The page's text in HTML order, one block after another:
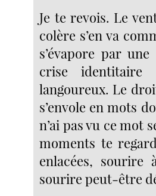
Je te revois. Le
colère s’en va
s’évapore par
crise
langoureux. Le
s’envole en mots
n’ai pas vu ce mot
moments te
enlacées,
sourire peut-être